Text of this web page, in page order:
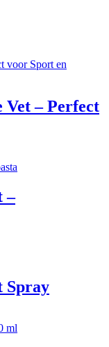
– Perfect
–
Spray